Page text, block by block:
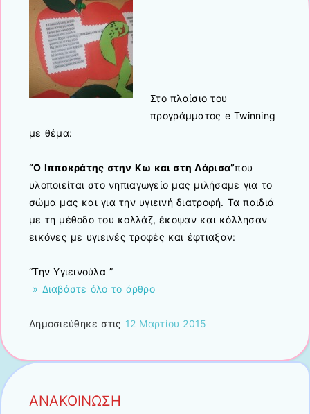
Στο πλαίσιο του
προγράμματος e Twinning
με θέμα:
“Ο Ιπποκράτης στην Κω και στη Λάρισα”που
υλοποιείται στο νηπιαγωγείο μας μιλήσαμε για το
σώμα μας και για την υγιεινή διατροφή. Τα παιδιά
με τη μέθοδο του κολλάζ, έκοψαν και κόλλησαν
εικόνες με υγιεινές τροφές και έφτιαξαν:
“Την Υγιεινούλα ”
» Διαβάστε όλο το άρθρο
Δημοσιεύθηκε στις 12 Μαρτίου 2015
ΑΝΑΚΟΙΝΩΣΗ